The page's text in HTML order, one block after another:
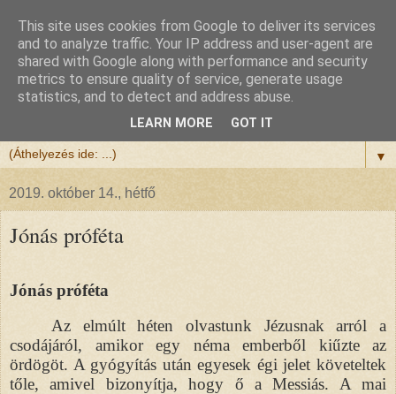
Félix atya
Szeretettel köszöntöm a honlapomra ellátogatót.
▼
2019. október 14., hétfő
Jónás próféta
Jónás próféta
Az elmúlt héten olvastunk Jézusnak arról a
csodájáról, amikor egy néma emberből kiűzte az
ördögöt. A gyógyítás után egyesek égi jelet követeltek
tőle, amivel bizonyítja, hogy ő a Messiás. A mai
This site uses cookies from Google to deliver its services
and to analyze traffic. Your IP address and user-agent are
shared with Google along with performance and security
metrics to ensure quality of service, generate usage
statistics, and to detect and address abuse.
LEARN MORE GOT IT